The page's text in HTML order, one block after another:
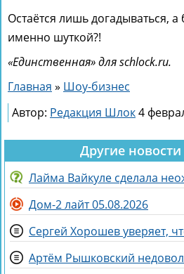
Остаётся лишь догадываться, а
именно шуткой?!
«Единственная» для schlock.ru.
Главная » Шоу-бизнес
Автор: Редакция Шлок4
Другие
Лайма Вайкуле сделала
Дом-2 лайт 05.08.2026
Сергей Хорошев уверяет,